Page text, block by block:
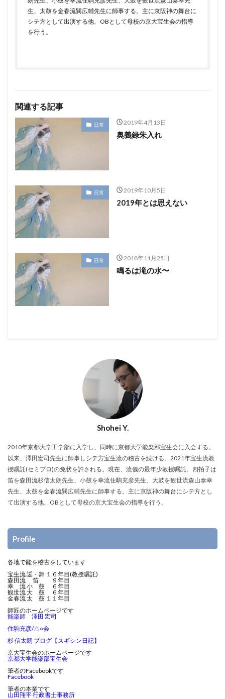
生、太鼓を金春流巽広輔先生に師事する。主に京阪神の舞台に
シテ方として出演する他、OBとして母校の京大宝生会の指導
を行う。
関連する記事
日常 2019年4月13日
奥義録朱入れ
日常 2019年10月5日
2019年とは思えない
日常 2018年11月25日
鳴るは滝の水〜
Shohei Y.
2010年京都大学工学部に入学し、同時に京都大学能楽部宝生会に入会する。
以来、澤田宏司先生に師事しシテ方宝生流の稽古を続ける。2021年宝生流教
授嘱託(セミプロ)の免状を許される。現在、流儀の最年少教授嘱託。四拍子は
笛を森田流杉信太朗先生、小鼓を幸流住駒充彦先生、大鼓を観世流森山泰幸
先生、太鼓を金春流巽広輔先生に師事する。主に京阪神の舞台にシテ方とし
て出演する他、OBとして母校の京大宝生会の指導を行う。
Profile
各地で能を稽古をしています
宝生流 謡・舞 １６年目(教授嘱託)
森田流 笛 ９年目
幸 流 小 鼓 ６年目
観世流 大 鼓 ６年目
金春流 太 鼓 １１年目
師匠のホームページです
能楽師 澤田 宏司
住駒充彦/△○会
杉 信太朗 ブログ【スギシン日記】
京大宝生会のホームページです
京都大学能楽部宝生会
筆者のFacebookです
Facebook
筆者の本業です
山田翔平 行政書士事務所